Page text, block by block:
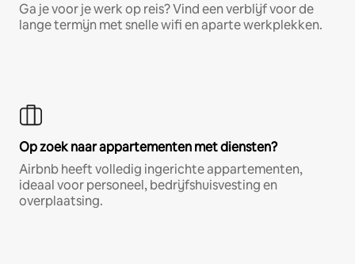
Ga je voor je werk op reis? Vind een verblijf voor de
lange termijn met snelle wifi en aparte werkplekken.
Op zoek naar appartementen met diensten?
Airbnb heeft volledig ingerichte appartementen,
ideaal voor personeel, bedrijfshuisvesting en
overplaatsing.